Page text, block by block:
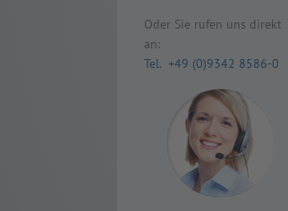
Oder Sie rufen uns direkt
an:
Tel. +49 (0)9342 8586-0